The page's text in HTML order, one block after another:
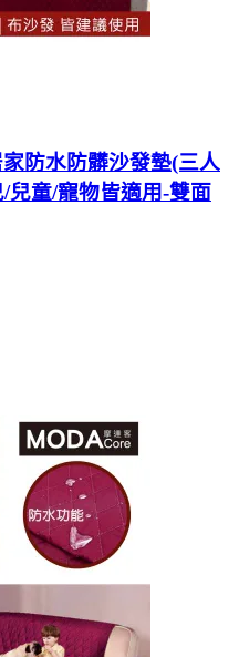
防水防髒沙發墊(三人
兒童/寵物皆適用-雙面